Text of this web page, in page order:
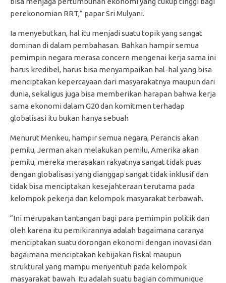
perekonomian RRT,” papar Sri Mulyani.
Ia menyebutkan, hal itu menjadi suatu topik yang sangat
dominan di dalam pembahasan. Bahkan hampir semua
pemimpin negara merasa concern mengenai kerja sama ini
harus kredibel, harus bisa menyampaikan hal-hal yang bisa
menciptakan kepercayaan dari masyarakatnya maupun dari
dunia, sekaligus juga bisa memberikan harapan bahwa kerja
sama ekonomi dalam G20 dan komitmen terhadap
globalisasi itu bukan hanya sebuah
Menurut Menkeu, hampir semua negara, Perancis akan
pemilu, Jerman akan melakukan pemilu, Amerika akan
pemilu, mereka merasakan rakyatnya sangat tidak puas
dengan globalisasi yang dianggap sangat tidak inklusif dan
tidak bisa menciptakan kesejahteraan terutama pada
kelompok pekerja dan kelompok masyarakat terbawah.
“Ini merupakan tantangan bagi para pemimpin politik dan
oleh karena itu pemikirannya adalah bagaimana caranya
menciptakan suatu dorongan ekonomi dengan inovasi dan
bagaimana menciptakan kebijakan fiskal maupun
struktural yang mampu menyentuh pada kelompok
masyarakat bawah. Itu adalah suatu bagian communique